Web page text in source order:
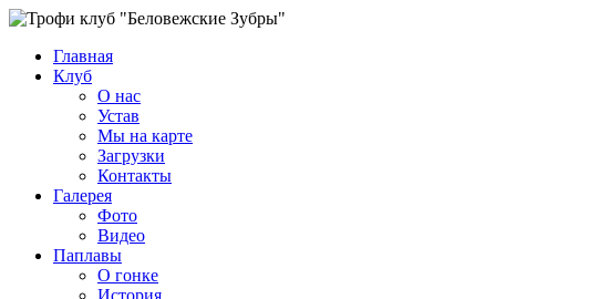
Главная
Клуб
О нас
Устав
Мы на карте
Загрузки
Контакты
Галерея
Фото
Видео
Паплавы
О гонке
История